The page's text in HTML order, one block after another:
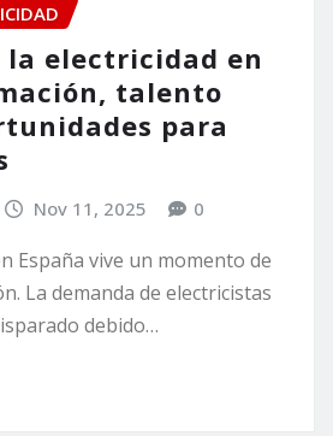
electricidad en
talento
para
Nov 11, 2025 0
España vive un momento de
La demanda de electricistas
debido…